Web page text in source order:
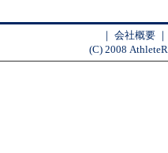
｜ 会社概要
(C) 2008